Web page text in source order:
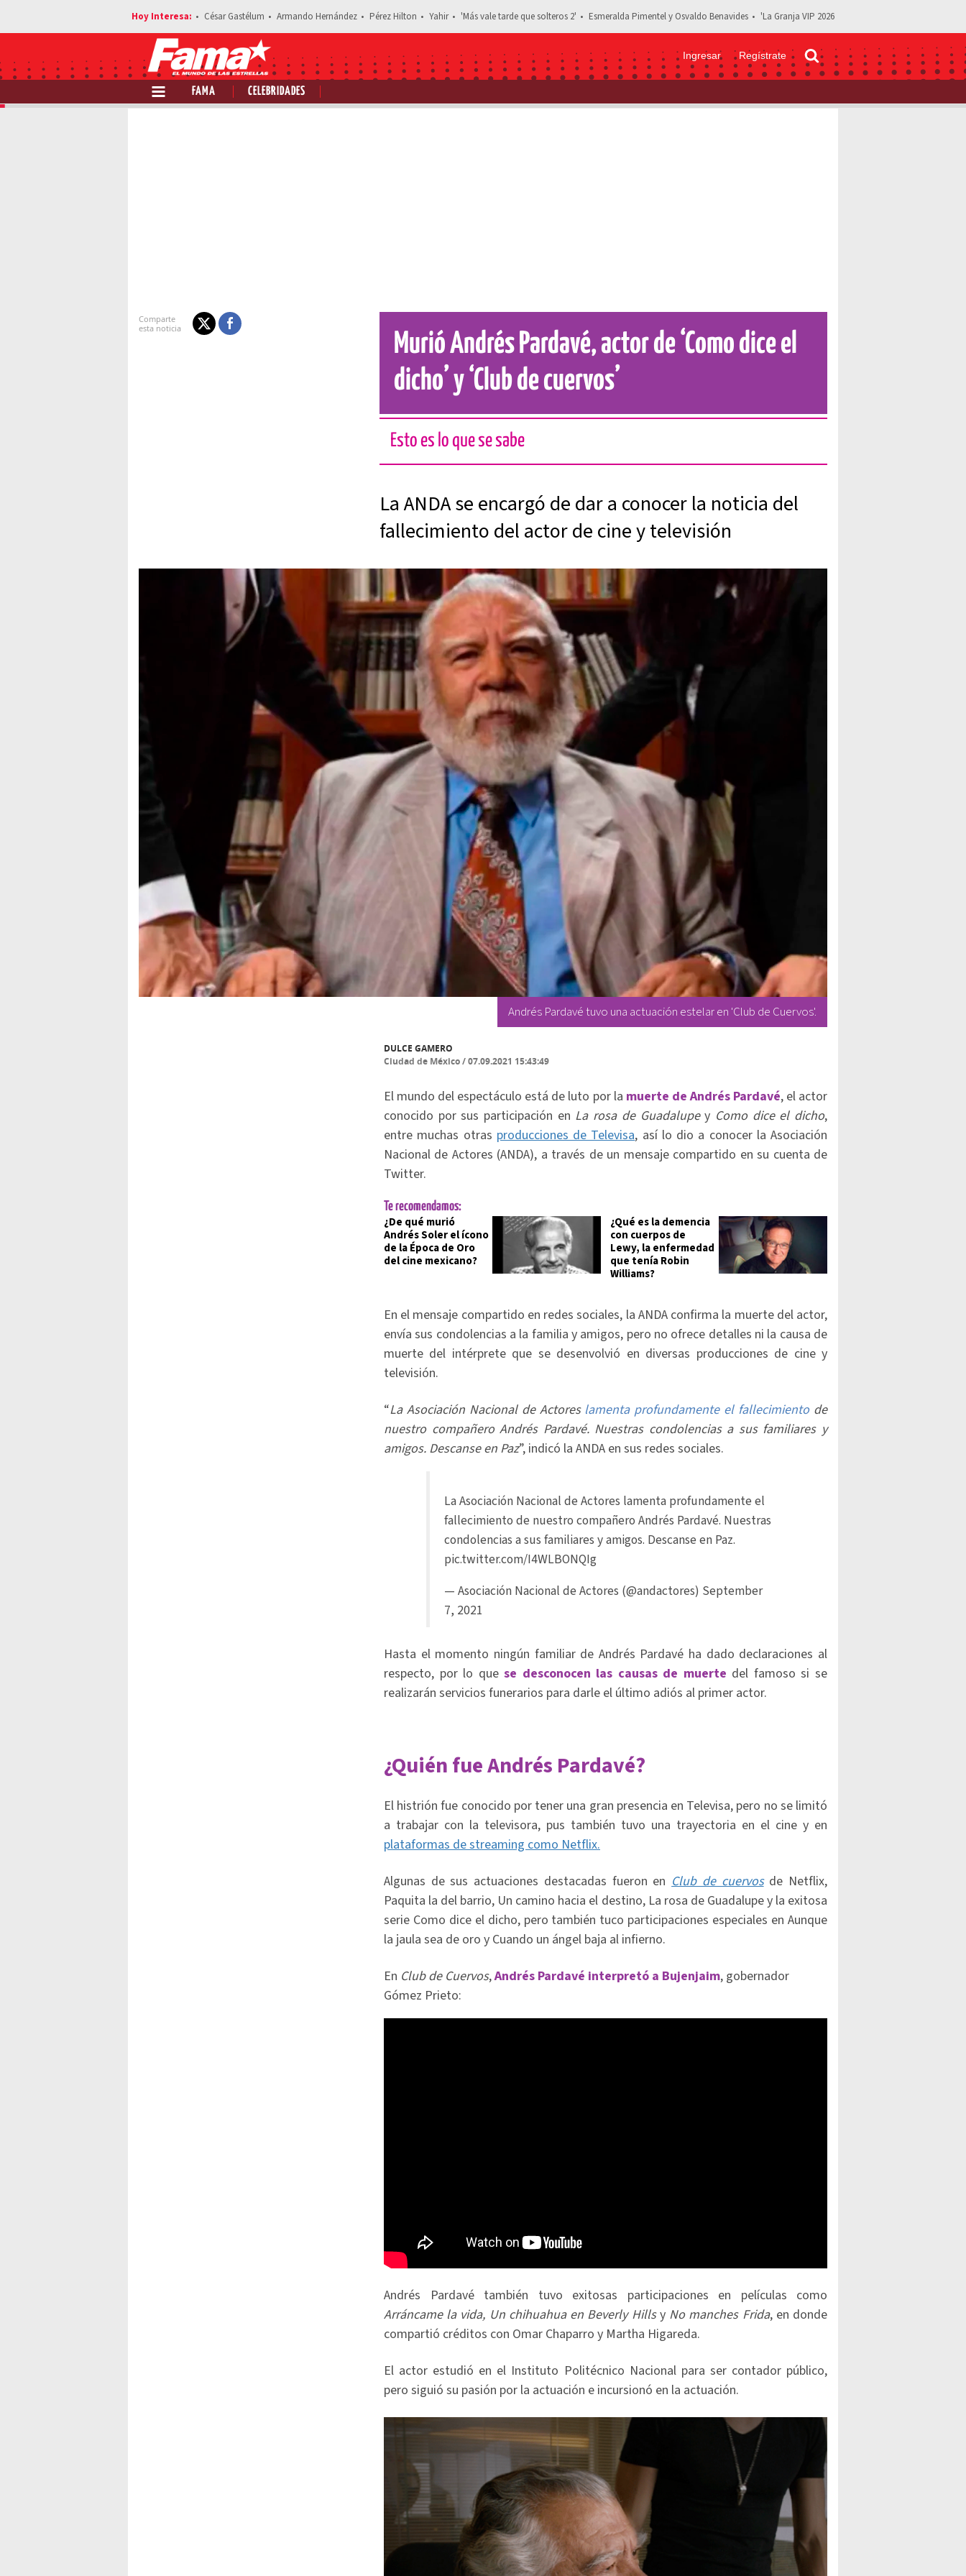
César Gastélum Armando Hernández Pérez Hilton Yahir 'Más vale tarde que solteros 2' Esmeralda Pimentel y Osvaldo Benavides 'La Granja VIP 2026
Ingresar Regístrate
FAMA CELEBRIDADES
Estás leyendo: Murió Andrés Pardavé, actor de ‘Como dice el dicho’ y ‘Club de cuervos’
Murió Andrés Pardavé, actor de ‘Como dice el
dicho’ y ‘Club de cuervos’
Esto es lo que se sabe
La ANDA se encargó de dar a conocer la noticia del
fallecimiento del actor de cine y televisión
Andrés Pardavé tuvo una actuación estelar en 'Club de Cuervos'.
DULCE GAMERO
Ciudad de México/07.09.2021 15:43:49
El mundo del espectáculo está de luto por la muerte de Andrés Pardavé, el actor
conocido por sus participación en La rosa de Guadalupey Como dice el dicho,
entre muchas otras producciones de Televisa, así lo dio a conocer la Asociación
Nacional de Actores (ANDA), a través de un mensaje compartido en su cuenta de
Twitter.
Te recomendamos:
¿De qué murió
Andrés Soler el ícono
de la Época de Oro
del cine mexicano?
¿Qué es la demencia
con cuerpos de
Lewy, la enfermedad
que tenía Robin
Williams?
En el mensaje compartido en redes sociales, la ANDA confirma la muerte del actor,
envía sus condolencias a la familia y amigos, pero no ofrece detalles ni la causa de
muerte del intérprete que se desenvolvió en diversas producciones de cine y
televisión.
“La Asociación Nacional de Actores lamenta profundamente el fallecimientode
nuestro compañero Andrés Pardavé. Nuestras condolencias a sus familiares y
amigos. Descanse en Paz”, indicó la ANDA en sus redes sociales.
La Asociación Nacional de Actores lamenta profundamente el
fallecimiento de nuestro compañero Andrés Pardavé. Nuestras
condolencias a sus familiares y amigos. Descanse en Paz.
pic.twitter.com/I4WLBONQIg
— Asociación Nacional de Actores (@andactores) September
7, 2021
Hasta el momento ningún familiar de Andrés Pardavé ha dado declaraciones al
respecto, por lo quese desconocen las causas de muerte del famoso si se
realizarán servicios funerarios para darle el último adiós al primer actor.
¿Quién fue Andrés Pardavé?
El histrión fue conocido por tener una gran presencia en Televisa, pero no se limitó
a trabajar con la televisora, pus también tuvo una trayectoria en el cine y en
plataformas de streaming como Netflix.
Algunas de sus actuaciones destacadas fueron enClub de cuervosde Netflix,
Paquita la del barrio, Un camino hacia el destino, La rosa de Guadalupe y la exitosa
serie Como dice el dicho, pero también tuco participaciones especiales en Aunque
la jaula sea de oro y Cuando un ángel baja al infierno.
En Club de Cuervos,Andrés Pardavé interpretó a Bujenjaim, gobernador
Gómez Prieto:
Andrés Pardavé también tuvo exitosas participaciones en películas como
Arráncame la vida, Un chihuahua en Beverly HillsyNo manches Frida, en donde
compartió créditos con Omar Chaparro y Martha Higareda.
El actor estudió en el Instituto Politécnico Nacional para ser contador público,
pero siguió su pasión por la actuación e incursionó en la actuación.​